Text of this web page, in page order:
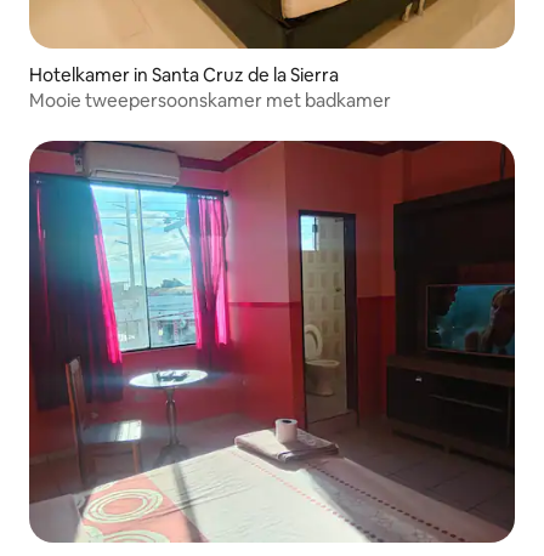
Hotelkamer in Santa Cruz de la Sierra
Mooie tweepersoonskamer met badkamer